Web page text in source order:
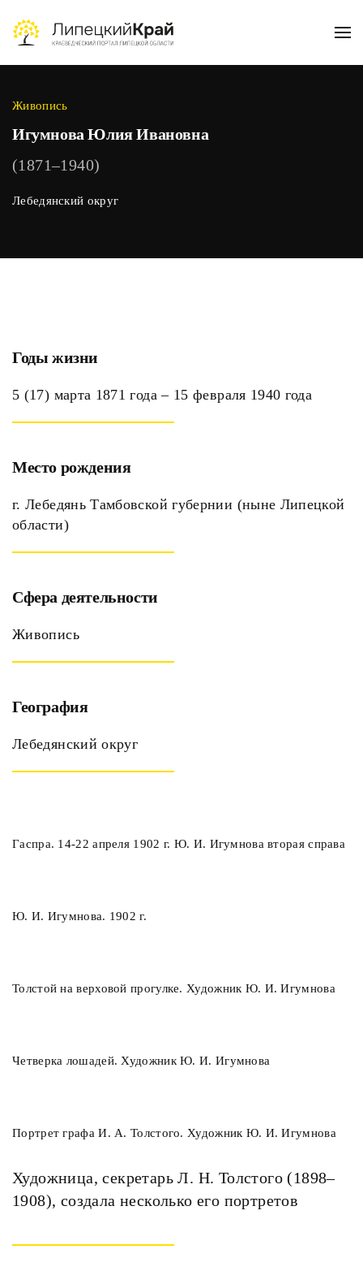
Skip to main content
Живопись
Игумнова Юлия Ивановна
(1871–1940)
Лебедянский округ
Художница, секретарь Л. Н. Толстого (1898–
1908), создала несколько его портретов
Годы жизни
5 (17) марта 1871 года – 15 февраля 1940 года
Место рождения
г. Лебедянь Тамбовской губернии (ныне Липецкой
области)
Сфера деятельности
Живопись
География
Лебедянский округ
Гаспра. 14-22 апреля 1902 г. Ю. И. Игумнова вторая справа
Ю. И. Игумнова. 1902 г.
Толстой на верховой прогулке. Художник Ю. И. Игумнова
Четверка лошадей. Художник Ю. И. Игумнова
Портрет графа И. А. Толстого. Художник Ю. И. Игумнова